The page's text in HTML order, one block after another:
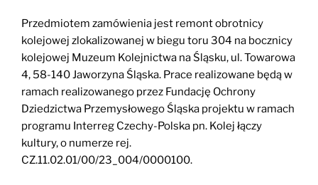
Przedmiotem zamówienia jest remont obrotnicy
kolejowej zlokalizowanej w biegu toru 304 na bocznicy
kolejowej Muzeum Kolejnictwa na Śląsku, ul. Towarowa
4, 58-140 Jaworzyna Śląska. Prace realizowane będą w
ramach realizowanego przez Fundację Ochrony
Dziedzictwa Przemysłowego Śląska projektu w ramach
programu Interreg Czechy-Polska pn. Kolej łączy
kultury, o numerze rej.
CZ.11.02.01/00/23_004/0000100.